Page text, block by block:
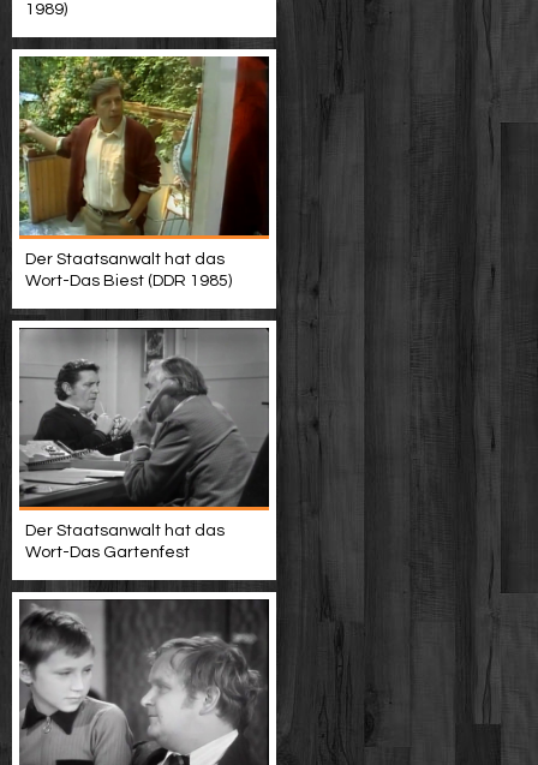
1989)
Der Staatsanwalt hat das
Wort-Das Biest (DDR 1985)
Der Staatsanwalt hat das
Wort-Das Gartenfest